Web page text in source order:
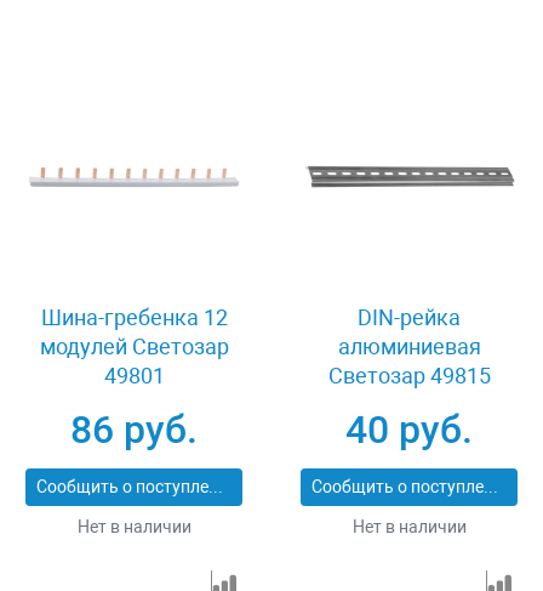
Шина-гребенка 12
модулей Светозар
49801
86 руб.
Сообщить о поступлении
Нет в наличии
DIN-рейка
алюминиевая
Светозар 49815
40 руб.
Сообщить о поступлении
Нет в наличии